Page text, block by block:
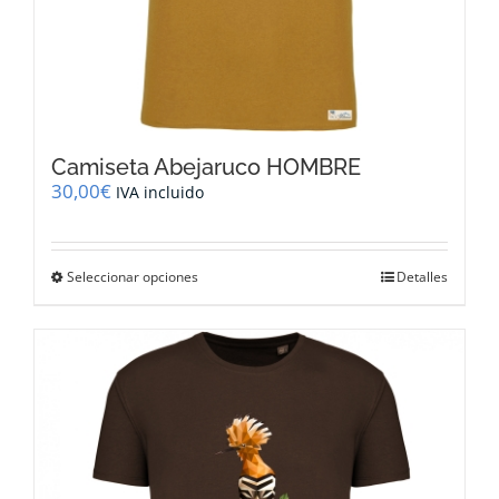
Camiseta Abejaruco HOMBRE
30,00€ IVA incluido
Seleccionar opciones
múltiples
variantes.
opciones
pueden
elegir
Detalles